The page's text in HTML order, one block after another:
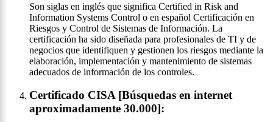
Son siglas en inglés que significa Certified in Risk and
Information Systems Control o en español Certificación en
Riesgos y Control de Sistemas de Información. La
certificación ha sido diseñada para profesionales de TI y de
negocios que identifiquen y gestionen los riesgos mediante la
elaboración, implementación y mantenimiento de sistemas
adecuados de información de los controles.
Certificado CISA [Búsquedas en internet
aproximadamente 30.000]: